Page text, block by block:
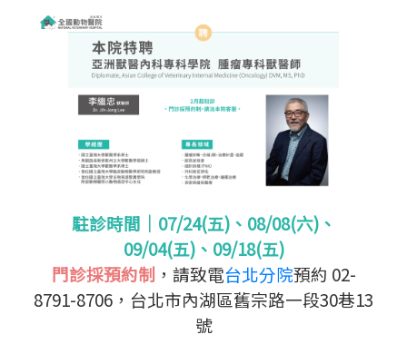
駐診時間｜07/24(五)、08/08(六)、
09/04(五)、09/18(五)
門診採預約制 ，請致電台北分院預約 02-
8791-8706，台北市內湖區舊宗路一段30巷13
號